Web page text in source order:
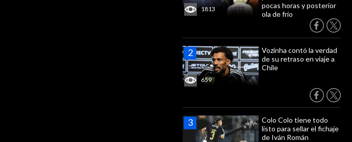
1813
pocas horas y posterior
ola de frío
659
Vozinha contó la verdad
de su retraso en viaje a
Chile
Colo Colo tiene todo
listo para sellar el fichaje
de Iván Román